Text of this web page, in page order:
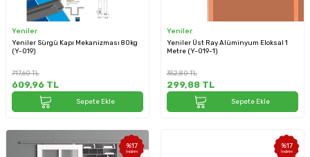
Yeniler
Yeniler Sürgü Kapı Mekanizması 80kg
(Y-019)
717,60TL
609,96 TL
Sepete Ekle
Yeniler
Yeniler Üst Ray Alüminyum Eloksal 1
Metre (Y-019-1)
352,80TL
299,88 TL
Sepete Ekle
%17
İndirim
%17
İndirim